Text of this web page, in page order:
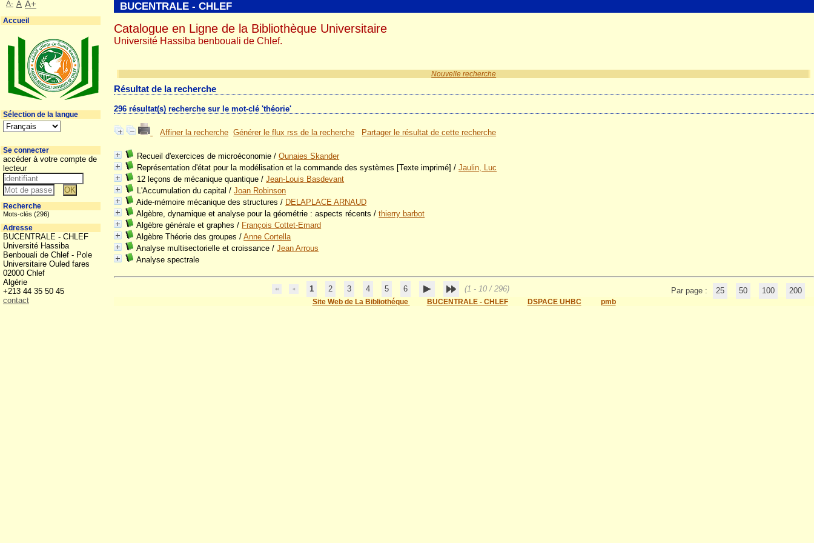
Nouvelle recherche
Résultat de la recherche
296 résultat(s) recherche sur le mot-clé 'théorie'
Affiner la recherche Générer le flux rss de la recherche Partager le résultat de cette recherche
Recueil d'exercices de microéconomie /Ounaies Skander
Représentation d'état pour la modélisation et la commande des systèmes [Texte imprimé] /Jaulin, Luc
12 leçons de mécanique quantique /Jean-Louis Basdevant
L'Accumulation du capital /Joan Robinson
Aide-mémoire mécanique des structures / DELAPLACE ARNAUD
Algèbre, dynamique et analyse pour la géométrie : aspects récents /thierry barbot
Algèbre générale et graphes / François Cottet-Emard
Algèbre Théorie des groupes /Anne Cortella
Analyse multisectorielle et croissance /Jean Arrous
Analyse spectrale
1 2 3 4 5 6 (1 - 10 / 296) Par page : 25 50 100 200
Site Web de La Bibliothéque BUCENTRALE - CHLEF DSPACE UHBC pmb
BUCENTRALE - CHLEF
Catalogue en Ligne de la Bibliothèque Universitaire
Université Hassiba benbouali de Chlef.
A- A A+
Accueil
Sélection de la langue
Se connecter
accéder à votre compte de
lecteur
Recherche
Mots-clés (296)
Adresse
BUCENTRALE - CHLEF
Université Hassiba
Benbouali de Chlef - Pole
Universitaire Ouled fares
02000 Chlef
Algérie
+213 44 35 50 45
contact